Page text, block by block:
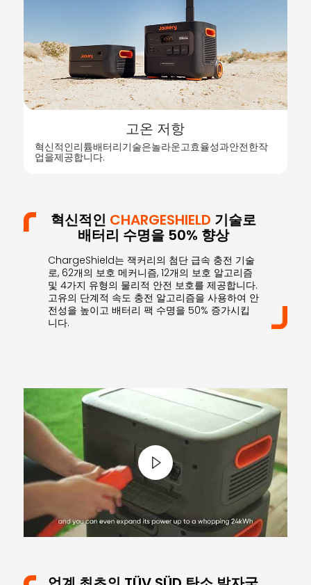
고온 저항
혁신적인리튬배터리기술은놀라운고효율성과안전한작
업을제공합니다.
혁신적인 CHARGESHIELD 기술로
배터리 수명을 50% 향상
ChargeShield는 잭커리의 첨단 급속 충전 기술
로, 62개의 보호 메커니즘, 12개의 보호 알고리즘
및 4가지 유형의 물리적 안전 보호를 제공합니다.
고유의 단계적 속도 충전 알고리즘을 사용하여 안
전성을 높이고 배터리 팩 수명을 50% 증가시킵
니다.